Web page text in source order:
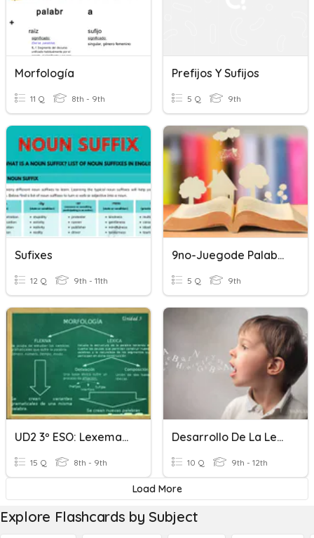
Morfología
11 Q 8th - 9th
Prefijos Y Sufijos
5 Q 9th
Sufixes
12 Q 9th - 11th
9no-Juegode Palabras Figura Literarias Y Sufijos2p2q
5 Q 9th
UD2 3º ESO: Lexemas Y Morfemas
15 Q 8th - 9th
Desarrollo De La Lengua - TLR
10 Q 9th - 12th
Load More
Explore Flashcards by Subject